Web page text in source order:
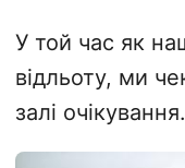
У той час як
відльоту, ми
залі очікування.